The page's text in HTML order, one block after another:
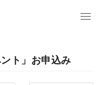
ト」お申込み